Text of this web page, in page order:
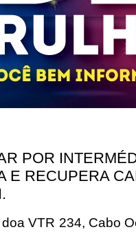
POR
E RECUPERA
VTR 234, Cabo